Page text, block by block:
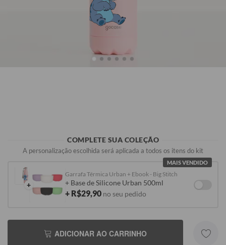
R$119,90
COMPLETE SUA COLEÇÃO
A personalização escolhida será aplicada a todos os itens do kit
MAIS VENDIDO
+
Garrafa Térmica Urban + Ebook - Big Stitch
+ Base de Silicone Urban 500ml
+ R$29,90 no seu pedido
ADICIONAR AO CARRINHO